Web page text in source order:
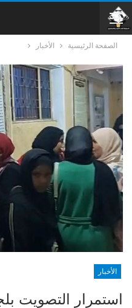
الصفحة الرئيسية الأخبار
الأخبار
استمرار التصويت